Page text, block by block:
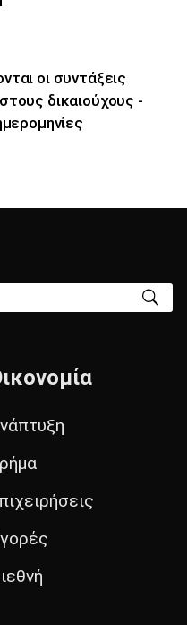
οι συντάξεις
δικαιούχους -